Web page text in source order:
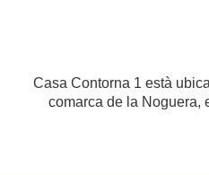
Casa Contorna 1 està
comarca de la Noguera,